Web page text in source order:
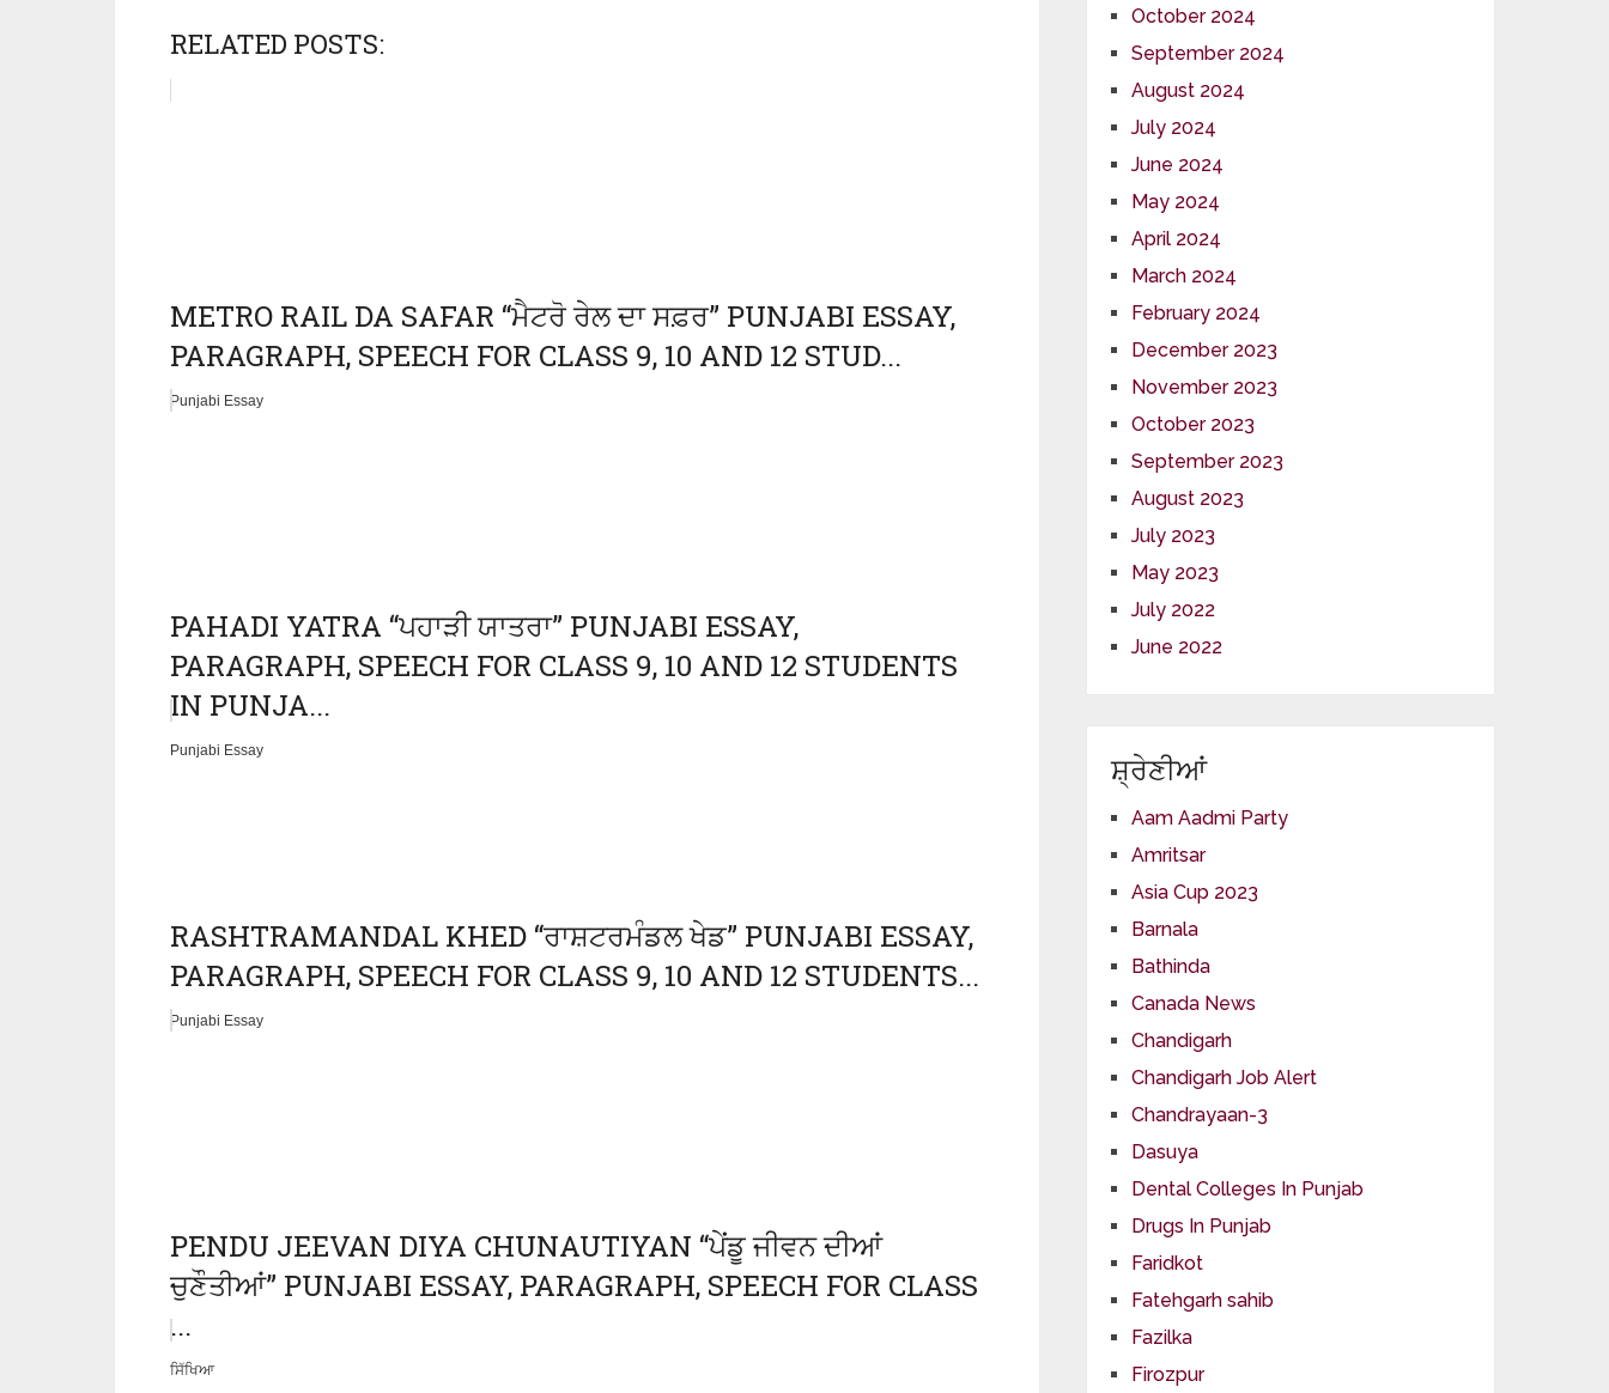
RELATED POSTS:
METRO RAIL DA SAFAR “ਮੈਟਰੋ ਰੇਲ ਦਾ ਸਫ਼ਰ” PUNJABI ESSAY,
PARAGRAPH, SPEECH FOR CLASS 9, 10 AND 12 STUD...
Punjabi Essay
PAHADI YATRA “ਪਹਾੜੀ ਯਾਤਰਾ” PUNJABI ESSAY,
PARAGRAPH, SPEECH FOR CLASS 9, 10 AND 12 STUDENTS
IN PUNJA...
Punjabi Essay
RASHTRAMANDAL KHED “ਰਾਸ਼ਟਰਮੰਡਲ ਖੇਡ” PUNJABI ESSAY,
PARAGRAPH, SPEECH FOR CLASS 9, 10 AND 12 STUDENTS...
Punjabi Essay
PENDU JEEVAN DIYA CHUNAUTIYAN “ਪੇਂਡੂ ਜੀਵਨ ਦੀਆਂ
ਚੁਣੌਤੀਆਂ” PUNJABI ESSAY, PARAGRAPH, SPEECH FOR CLASS
...
ਸਿੱਖਿਆ
October 2024
September 2024
August 2024
July 2024
June 2024
May 2024
April 2024
March 2024
February 2024
December 2023
November 2023
October 2023
September 2023
August 2023
July 2023
May 2023
July 2022
June 2022
ਸ਼੍ਰੇਣੀਆਂ
Aam Aadmi Party
Amritsar
Asia Cup 2023
Barnala
Bathinda
Canada News
Chandigarh
Chandigarh Job Alert
Chandrayaan-3
Dasuya
Dental Colleges In Punjab
Drugs In Punjab
Faridkot
Fatehgarh sahib
Fazilka
Firozpur